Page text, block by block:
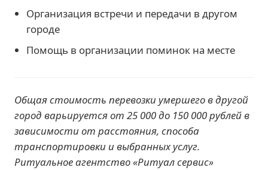
Организация встречи и передачи в другом
городе
Помощь в организации поминок на месте
Общая стоимость перевозки умершего в другой
город варьируется от 25 000 до 150 000 рублей в
зависимости от расстояния, способа
транспортировки и выбранных услуг.
Ритуальное агентство «Ритуал сервис»